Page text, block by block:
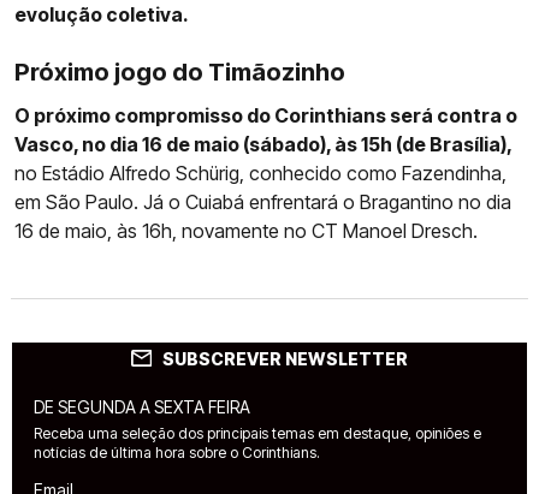
evolução coletiva.
Próximo jogo do Timãozinho
O próximo compromisso do Corinthians será contra o
Vasco, no dia 16 de maio (sábado), às 15h (de Brasília),
no Estádio Alfredo Schürig, conhecido como Fazendinha,
em São Paulo. Já o Cuiabá enfrentará o Bragantino no dia
16 de maio, às 16h, novamente no CT Manoel Dresch.
SUBSCREVER NEWSLETTER
DE SEGUNDA A SEXTA FEIRA
Receba uma seleção dos principais temas em destaque, opiniões e
notícias de última hora sobre o Corinthians.
Email